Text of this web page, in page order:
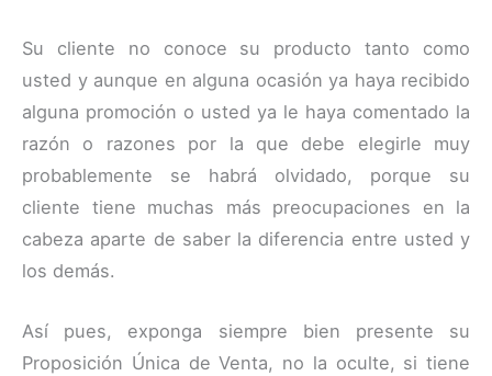
Su cliente no conoce su producto tanto como
usted y aunque en alguna ocasión ya haya recibido
alguna promoción o usted ya le haya comentado la
razón o razones por la que debe elegirle muy
probablemente se habrá olvidado, porque su
cliente tiene muchas más preocupaciones en la
cabeza aparte de saber la diferencia entre usted y
los demás.
Así pues, exponga siempre bien presente su
Proposición Única de Venta, no la oculte, si tiene